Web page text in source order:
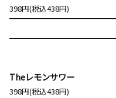
398円(税込438円)
Theレモンサワー
398円(税込438円)